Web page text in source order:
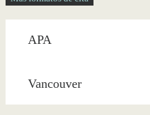
APA
Vancouver